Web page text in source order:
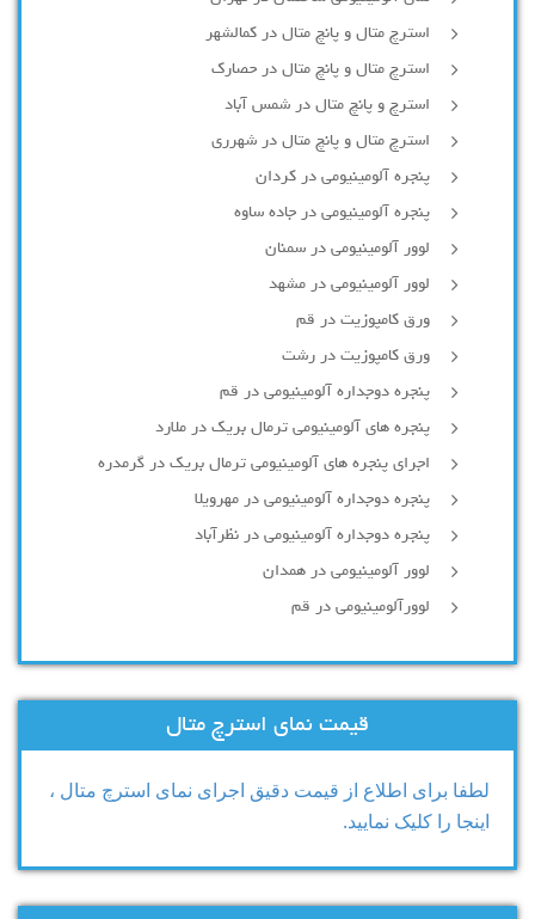
استرچ متال و پانچ متال در کمالشهر
استرچ متال و پانچ متال در حصارك
استرچ و پانچ متال در شمس آباد
استرچ متال و پانچ متال در شهرری
پنجره آلومینیومی در کردان
پنجره آلومینیومی در جاده ساوه
لوور آلومینیومی در سمنان
لوور آلومینیومی در مشهد
ورق کامپوزیت در قم
ورق کامپوزیت در رشت
پنجره دوجداره آلومينيومی در قم
پنجره های آلومینیومی ترمال بریک در ملارد
اجرای پنجره های آلومینیومی ترمال بریک در گرمدره
پنجره دوجداره آلومینیومی در مهرویلا
پنجره دوجداره آلومینیومی در نظرآباد
لوور آلومینیومی در همدان
لوورآلومینیومی در قم
قیمت نمای استرچ متال
لطفا برای اطلاع از قیمت دقیق اجرای نمای استرچ متال ،
اینجا را کلیک نمایید.